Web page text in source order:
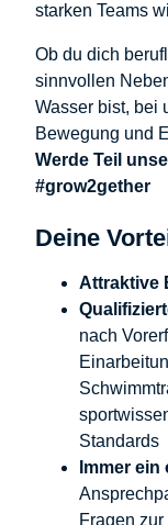
starken Teams
Ob du dich
sinnvollen
Wasser bist, bei
Bewegung und
Werde Teil
#grow2gether
Deine
Attraktive
nach
Standards
Immer
Fragen